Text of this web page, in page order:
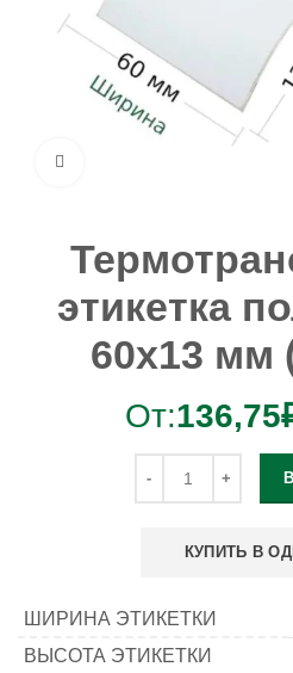
этикетка
60х13 мм
От:136,75
КУПИТЬ В
ШИРИНА ЭТИКЕТКИ
ВЫСОТА ЭТИКЕТКИ